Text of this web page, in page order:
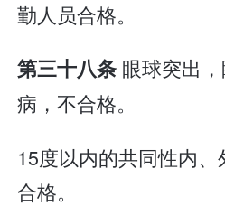
勤人员合格。
第三十八条 眼球突出
病，不合格。
15度以内的共同性内
合格。